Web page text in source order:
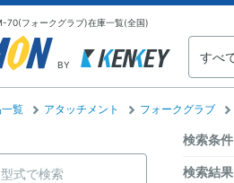
70(フォークグラブ)在庫一覧(全国)
BY
覧 アタッチメント フォークグラブ
検索条件
検索結果